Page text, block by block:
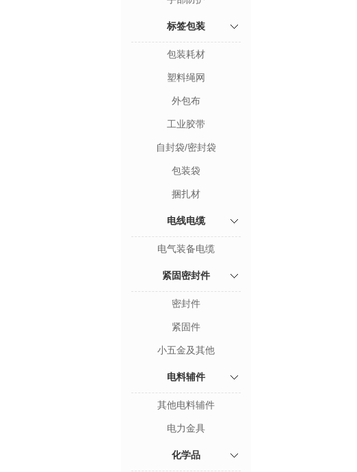
标签包装
包装耗材
塑料绳网
外包布
工业胶带
自封袋/密封袋
包装袋
捆扎材
电线电缆
电气装备电缆
紧固密封件
密封件
紧固件
小五金及其他
电料辅件
其他电料辅件
电力金具
化学品